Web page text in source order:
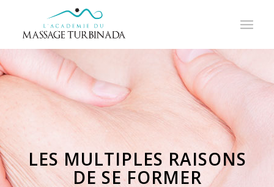
LES MULTIPLES RAISONS
DE SE FORMER